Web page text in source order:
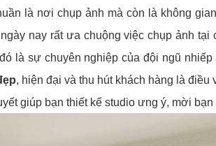
là nơi chụp ảnh mà còn là không
nay rất ưa chuộng việc chụp ảnh
là sự chuyên nghiệp của đội ngũ
, hiện đại và thu hút khách hàng là điều
giúp bạn thiết kế studio ưng ý, mời bạn